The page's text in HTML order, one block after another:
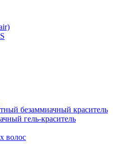
безаммиачный краситель
гель-краситель
волос